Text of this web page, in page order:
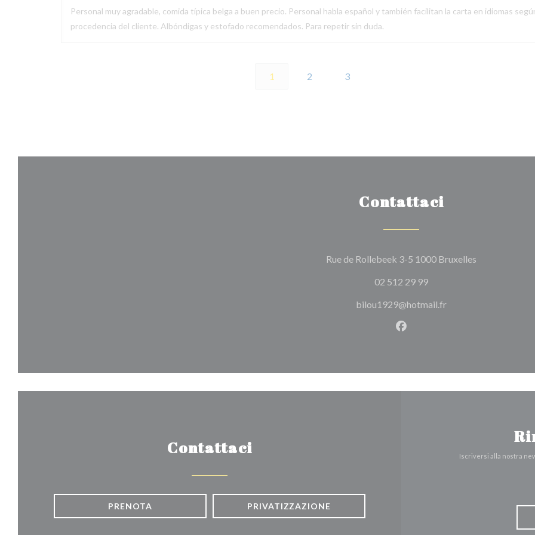
Personal muy agradable, comida típica belga a buen precio. Personal habla español y también facilitan la carta en idiomas
procedencia del cliente. Albóndigas y estofado recomendados. Para repetir sin duda.
1 2 3
Contattaci
Rue de Rollebeek 3-5 1000 Bruxelles
02 512 29 99
bilou1929@hotmail.fr
Facebook ((apre una nuova
Contattaci
PRENOTA PRIVATIZZAZIONE
Iscriversi alla nostra